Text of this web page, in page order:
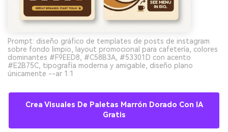
Prompt: diseño gráfico de templates de posts de instagram
sobre fondo limpio, layout promocional para cafetería, colores
dominantes #F9EED8, #C58B3A, #53301D con acento
#E2B75C, tipografía moderna y amigable, diseño plano
únicamente --ar 1:1
Crea Visuales De Paletas Marrón Dorado Con IA
Gratis